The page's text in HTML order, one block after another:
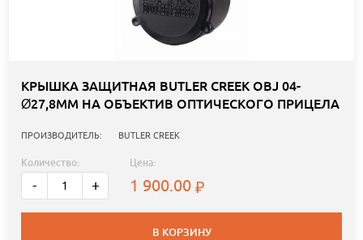
КРЫШКА ЗАЩИТНАЯ BUTLER CREEK OBJ 04-
Ø27,8ММ НА ОБЪЕКТИВ ОПТИЧЕСКОГО ПРИЦЕЛА
ПРОИЗВОДИТЕЛЬ: BUTLER CREEK
Количество:
- +
Цена:
1 900.00
В КОРЗИНУ